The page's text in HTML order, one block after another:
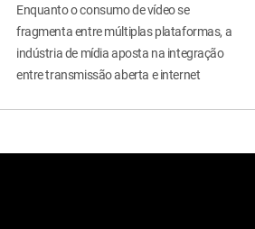
Enquanto o consumo de vídeo se
fragmenta entre múltiplas plataformas, a
indústria de mídia aposta na integração
entre transmissão aberta e internet